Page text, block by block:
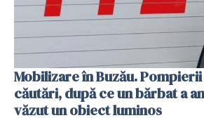
Mobilizare în Buzău.
căutări, după ce un bărbat a
văzut un obiect luminos